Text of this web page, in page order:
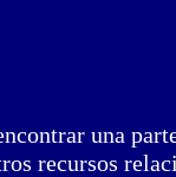
una
recursos